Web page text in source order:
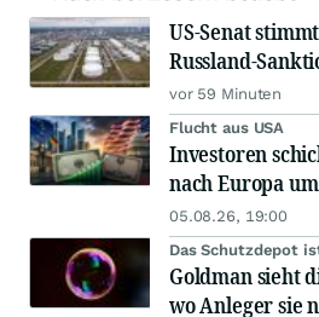
US-Senat
Russland-
vor 59 Minuten
Flucht aus USA
Investoren
nach Europa um
05.08.26, 19:00
Das Schutzdepot
Goldman sieht
wo Anleger sie